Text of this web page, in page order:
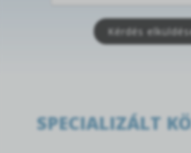
Kérdés
SPECIALIZÁLT